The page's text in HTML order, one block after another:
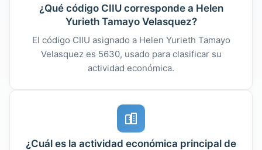
¿Qué código CIIU corresponde a Helen
Yurieth Tamayo Velasquez?
El código CIIU asignado a Helen Yurieth Tamayo
Velasquez es 5630, usado para clasificar su
actividad económica.
¿Cuál es la actividad económica principal de